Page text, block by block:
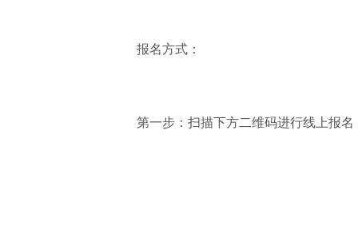
报名方式：
第一步：扫描下方二维码进行线上报名